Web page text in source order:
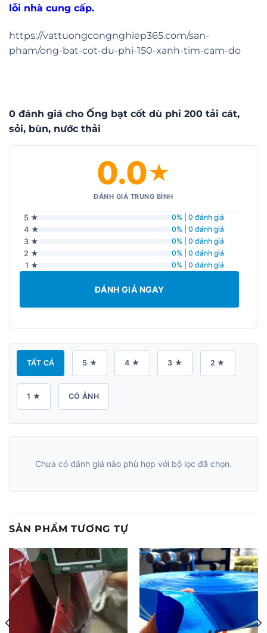
lỗi nhà cung cấp.
https://vattuongcongnghiep365.com/san-
pham/ong-bat-cot-du-phi-150-xanh-tim-cam-do
0 đánh giá cho Ống bạt cốt dù phi 200 tải cát,
sỏi, bùn, nước thải
0.0★
ĐÁNH GIÁ TRUNG BÌNH
5 ★ 0% | 0 đánh giá
4 ★ 0% | 0 đánh giá
3 ★ 0% | 0 đánh giá
2 ★ 0% | 0 đánh giá
1 ★ 0% | 0 đánh giá
ĐÁNH GIÁ NGAY
TẤT CẢ 5 ★ 4 ★ 3 ★ 2 ★
1 ★ CÓ ẢNH
Chưa có đánh giá nào phù hợp với bộ lọc đã chọn.
SẢN PHẨM TƯƠNG TỰ